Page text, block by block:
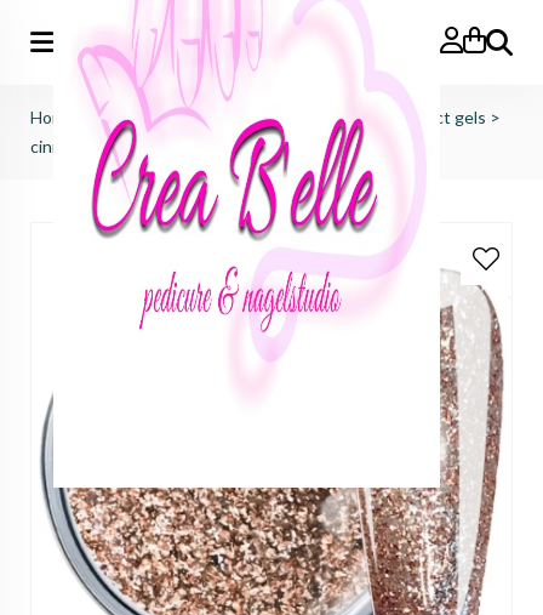
Zoeken
Home just nails (importeur benelux) colorgels effect gels >
cinnamon rosé gold